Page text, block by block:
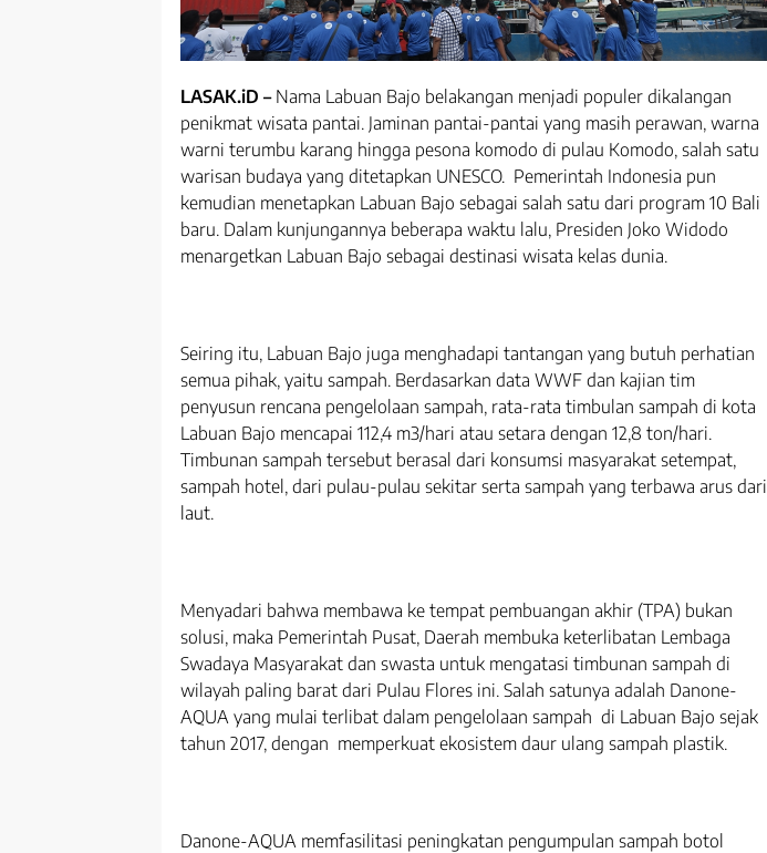
LASAK.iD – Nama Labuan Bajo belakangan menjadi populer dikalangan
penikmat wisata pantai. Jaminan pantai-pantai yang masih perawan, warna
warni terumbu karang hingga pesona komodo di pulau Komodo, salah satu
warisan budaya yang ditetapkan UNESCO. Pemerintah Indonesia pun
kemudian menetapkan Labuan Bajo sebagai salah satu dari program 10 Bali
baru. Dalam kunjungannya beberapa waktu lalu, Presiden Joko Widodo
menargetkan Labuan Bajo sebagai destinasi wisata kelas dunia.
Seiring itu, Labuan Bajo juga menghadapi tantangan yang butuh perhatian
semua pihak, yaitu sampah. Berdasarkan data WWF dan kajian tim
penyusun rencana pengelolaan sampah, rata-rata timbulan sampah di kota
Labuan Bajo mencapai 112,4 m3/hari atau setara dengan 12,8 ton/hari.
Timbunan sampah tersebut berasal dari konsumsi masyarakat setempat,
sampah hotel, dari pulau-pulau sekitar serta sampah yang terbawa arus dari
laut.
Menyadari bahwa membawa ke tempat pembuangan akhir (TPA) bukan
solusi, maka Pemerintah Pusat, Daerah membuka keterlibatan Lembaga
Swadaya Masyarakat dan swasta untuk mengatasi timbunan sampah di
wilayah paling barat dari Pulau Flores ini. Salah satunya adalah Danone-
AQUA yang mulai terlibat dalam pengelolaan sampah di Labuan Bajo sejak
tahun 2017, dengan memperkuat ekosistem daur ulang sampah plastik.
Danone-AQUA memfasilitasi peningkatan pengumpulan sampah botol